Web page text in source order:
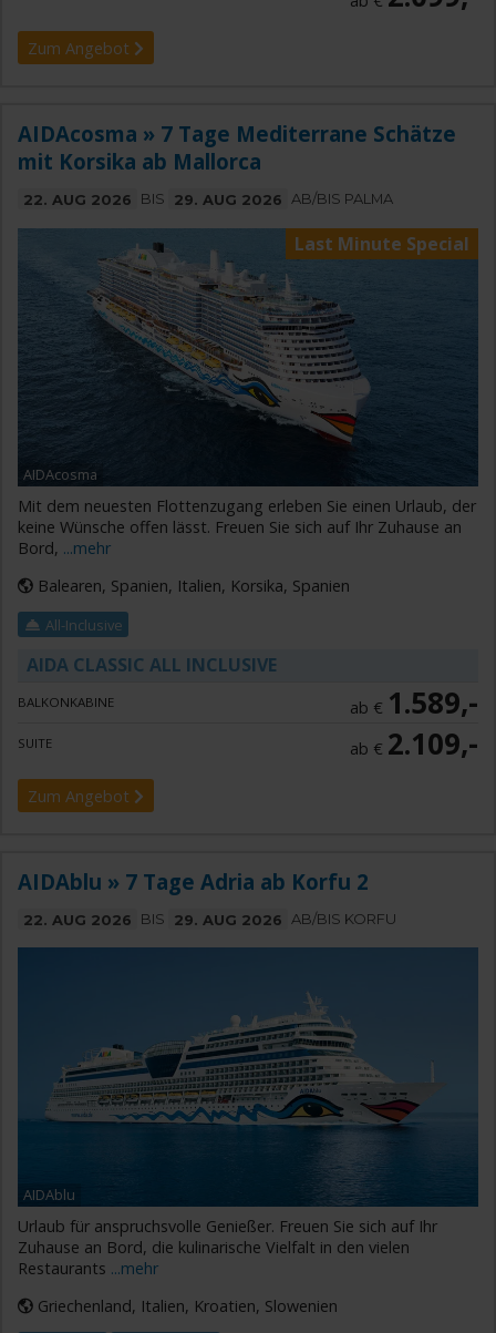
Zum Angebot
AIDAcosma » 7 Tage Mediterrane Schätze
mit Korsika ab Mallorca
22. AUG 2026 BIS 29. AUG 2026 AB/BIS PALMA
Last Minute Special
AIDAcosma
Mit dem neuesten Flottenzugang erleben Sie einen Urlaub, der
keine Wünsche offen lässt. Freuen Sie sich auf Ihr Zuhause an
Bord, ...mehr
Balearen, Spanien, Italien, Korsika, Spanien
All-Inclusive
AIDA CLASSIC ALL INCLUSIVE
BALKONKABINE ab € 1.589,-
SUITE ab € 2.109,-
Zum Angebot
AIDAblu » 7 Tage Adria ab Korfu 2
22. AUG 2026 BIS 29. AUG 2026 AB/BIS KORFU
AIDAblu
Urlaub für anspruchsvolle Genießer. Freuen Sie sich auf Ihr
Zuhause an Bord, die kulinarische Vielfalt in den vielen
Restaurants ...mehr
Griechenland, Italien, Kroatien, Slowenien